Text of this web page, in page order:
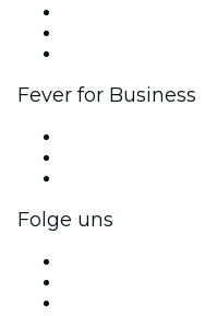
Fever for Business
Folge uns